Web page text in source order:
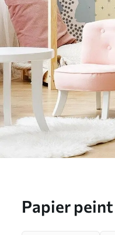
Papier